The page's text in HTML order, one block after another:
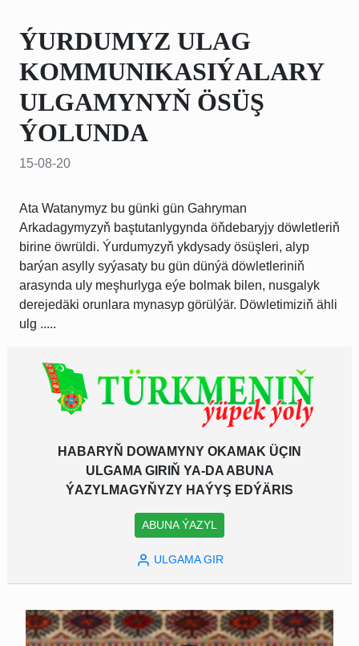
ÝURDUMYZ ULAG
KOMMUNIKASIÝALARY
ULGAMYNYŇ ÖSÜŞ
ÝOLUNDA
15-08-20
Ata Watanymyz bu günki gün Gahryman
Arkadagymyzyň baştutanlygynda öňdebaryjy döwletleriň
birine öwrüldi. Ýurdumyzyň ykdysady ösüşleri, alyp
barýan asylly syýasaty bu gün dünýä döwletleriniň
arasynda uly meşhurlyga eýe bolmak bilen, nusgalyk
derejedäki orunlara mynasyp görülýär. Döwletimiziň ähli
ulg .....
HABARYŇ DOWAMYNY OKAMAK ÜÇIN
ULGAMA GIRIŇ YA-DA ABUNA
ÝAZYLMAGYŇYZY HAÝYŞ EDÝÄRIS
ABUNA ÝAZYL
ULGAMA GIR